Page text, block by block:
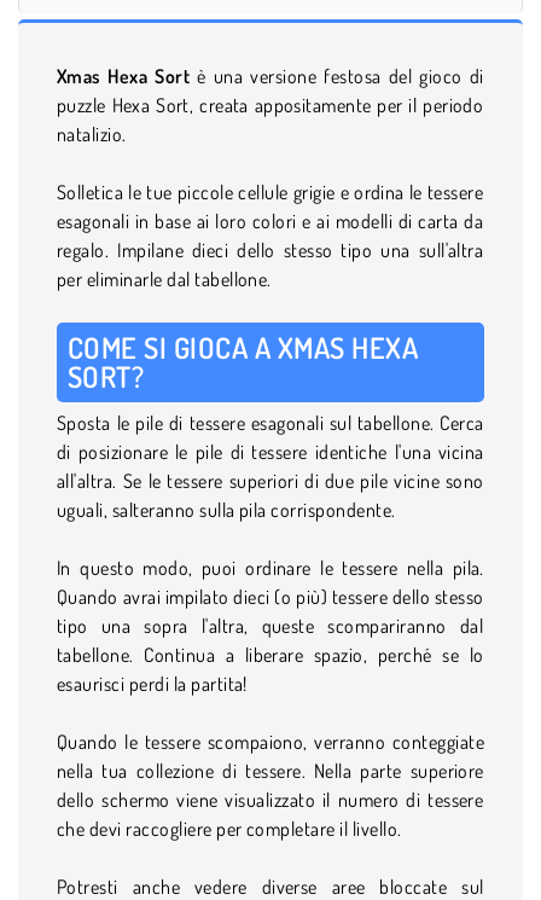
Xmas Hexa Sortè una versione festosa del gioco di
puzzle Hexa Sort, creata appositamente per il periodo
natalizio.
Solletica le tue piccole cellule grigie e ordina le tessere
esagonali in base ai loro colori e ai modelli di carta da
regalo. Impilane dieci dello stesso tipo una sull'altra
per eliminarle dal tabellone.
COME SI GIOCA A XMAS HEXA
SORT?
Sposta le pile di tessere esagonali sul tabellone. Cerca
di posizionare le pile di tessere identiche l'una vicina
all'altra. Se le tessere superiori di due pile vicine sono
uguali, salteranno sulla pila corrispondente.
In questo modo, puoi ordinare le tessere nella pila.
Quando avrai impilato dieci (o più) tessere dello stesso
tipo una sopra l'altra, queste scompariranno dal
tabellone. Continua a liberare spazio, perché se lo
esaurisci perdi la partita!
Quando le tessere scompaiono, verranno conteggiate
nella tua collezione di tessere. Nella parte superiore
dello schermo viene visualizzato il numero di tessere
che devi raccogliere per completare il livello.
Potresti anche vedere diverse aree bloccate sul